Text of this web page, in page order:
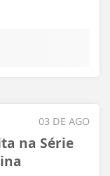
03 DE AGO
na Série